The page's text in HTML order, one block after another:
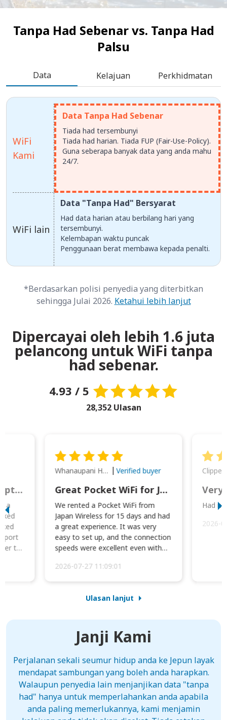
Tanpa Had Sebenar vs. Tanpa Had
Palsu
Data Kelajuan Perkhidmatan
WiFi
Kami
WiFi lain
Data Tanpa Had Sebenar
Tiada had tersembunyi
Tiada had harian. Tiada FUP (Fair-Use-Policy).
Guna seberapa banyak data yang anda mahu
24/7.
Data "Tanpa Had" Bersyarat
Had data harian atau berbilang hari yang
tersembunyi.
Kelembapan waktu puncak
Penggunaan berat membawa kepada penalti.
*Berdasarkan polisi penyedia yang diterbitkan
sehingga Julai 2026. Ketahui lebih lanjut
Dipercayai oleh lebih 1.6 juta
pelancong untuk WiFi tanpa
had sebenar.
4.93 / 5
28,352 Ulasan
This was wonderful option to a family of four. Everything worked smoothly.
a
to
Whanaupani Henry Joseph Macown Verified buyer
Great Pocket WiFi for Japan Travel
We rented a Pocket WiFi from
Japan Wireless for 15 days and had
a great experience. It was very
easy to set up, and the connection
speeds were excellent even with
2026-07-27 11:09:01
Very
Had
2026-
Ulasan lanjut
Janji Kami
Perjalanan sekali seumur hidup anda ke Jepun layak
mendapat sambungan yang boleh anda harapkan.
Walaupun penyedia lain menjanjikan data "tanpa
had" hanya untuk memperlahankan anda apabila
anda paling memerlukannya, kami menjamin